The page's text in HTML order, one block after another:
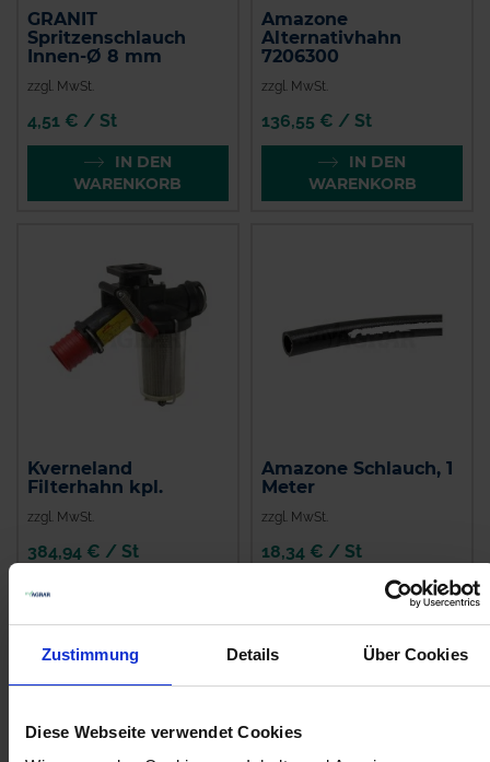
Zustimmung Details Über Cookies
Diese Webseite verwendet Cookies
GRANIT
Spritzenschlauch
Innen-Ø 8 mm
zzgl. MwSt.
4,51 € / St
IN DEN
WARENKORB
Amazone
Alternativhahn
7206300
zzgl. MwSt.
136,55 € / St
IN DEN
WARENKORB
Kverneland
Filterhahn kpl.
zzgl. MwSt.
384,94 € / St
Amazone Schlauch, 1
Meter
zzgl. MwSt.
18,34 € / St
IN DEN
WARENKORB